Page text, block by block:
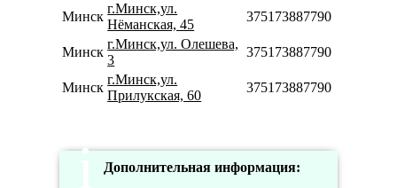
Минск
г.Минск,ул.
Нёманская, 45
375173887790
Минск
г.Минск,ул. Олешева,
3
375173887790
Минск
г.Минск,ул.
Прилукская, 60
375173887790
Дополнительная информация: